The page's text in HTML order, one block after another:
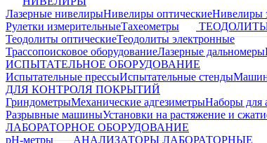
Лазерные нивелирыНивелиры оптическиеНивелиры
Рулетки измерительныеТахеометры
Теодолиты оптическиеТеодолиты электронные
Трассопоисковое оборудованиеЛазерные дальномеры
ИСПЫТАТЕЛЬНОЕ ОБОРУДОВАНИЕ
Испытательные прессыИспытательные стенды
ДЛЯ КОНТРОЛЯ ПОКРЫТИЙ
ГриндометрыМеханические адгезиметрыНаборы для
Разрывные машиныУстановки на растяжение и
ЛАБОРАТОРНОЕ ОБОРУДОВАНИЕ
pH-метры
АНАЛИЗАТОРЫ ЛАБОРАТОРНЫЕ